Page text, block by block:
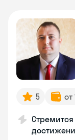
5 от
Стремится